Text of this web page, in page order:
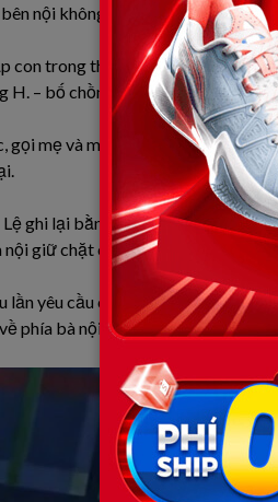
nội không đồng ý cho chị gặp
con trong thời gian ngắn. Theo lời
– bố chồng cũ của chị – đã kéo
mẹ và muốn chạy lại gần mẹ
ghi lại bằng điện thoại. Nội dung
giữ chặt chân, không cho cháu
yêu cầu cháu bé ngừng khóc
phía bà nội.